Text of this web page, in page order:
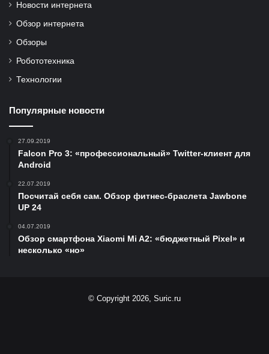
Новости интернета
Обзор интернета
Обзоры
Робототехника
Технологии
Популярные новости
27.09.2019
Falcon Pro 3: «профессиональный» Twitter-клиент для
Android
22.07.2019
Посчитай себя сам. Обзор фитнес-браслета Jawbone
UP 24
04.07.2019
Обзор смартфона Xiaomi Mi A2: «бюджетный Pixel» и
несколько «но»
© Copyright 2026, Suric.ru